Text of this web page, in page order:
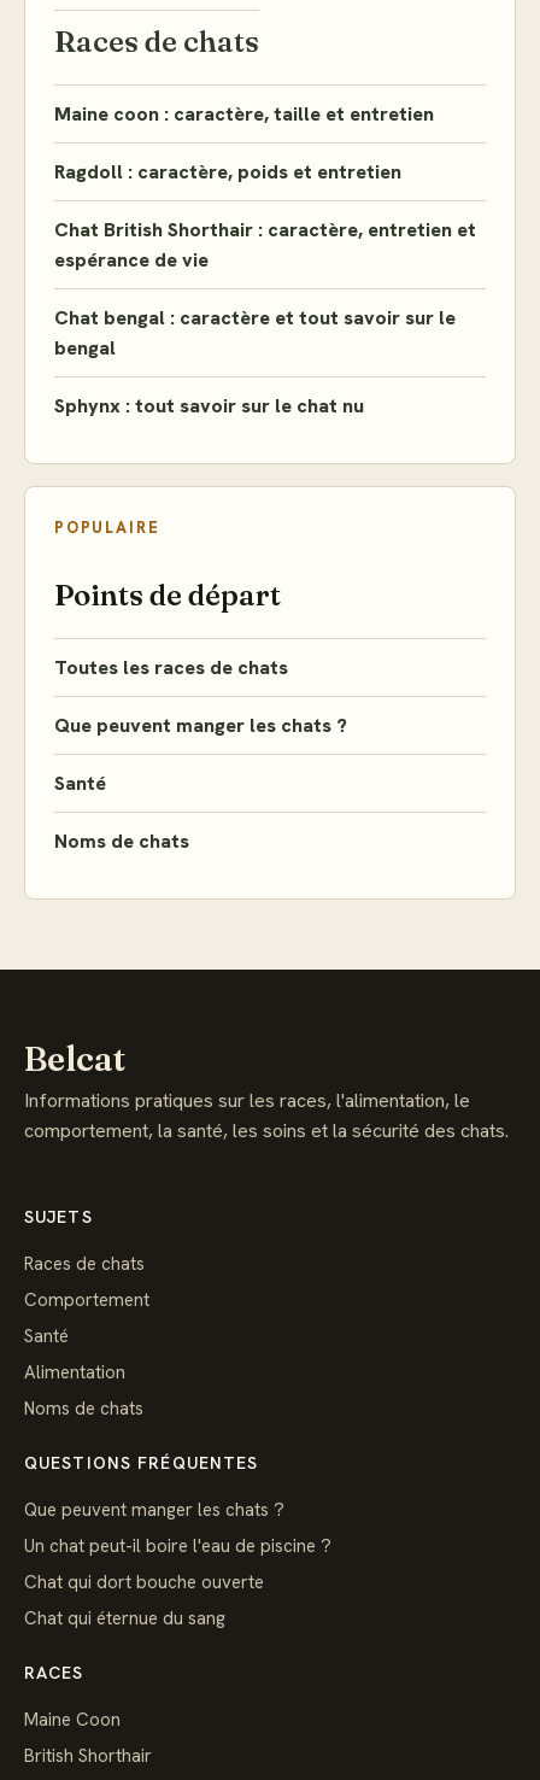
Races de chats
Maine coon : caractère, taille et entretien
Ragdoll : caractère, poids et entretien
Chat British Shorthair : caractère, entretien et
espérance de vie
Chat bengal : caractère et tout savoir sur le
bengal
Sphynx : tout savoir sur le chat nu
POPULAIRE
Points de départ
Toutes les races de chats
Que peuvent manger les chats ?
Santé
Noms de chats
Belcat
Informations pratiques sur les races, l'alimentation, le
comportement, la santé, les soins et la sécurité des chats.
SUJETS
Races de chats
Comportement
Santé
Alimentation
Noms de chats
QUESTIONS FRÉQUENTES
Que peuvent manger les chats ?
Un chat peut-il boire l'eau de piscine ?
Chat qui dort bouche ouverte
Chat qui éternue du sang
RACES
Maine Coon
British Shorthair